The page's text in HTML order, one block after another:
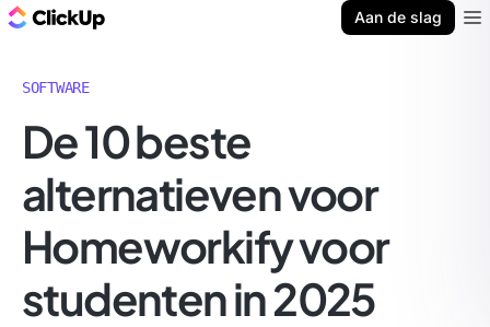
Aan de slag
SOFTWARE
De 10 beste
alternatieven voor
Homeworkify voor
studenten in 2025